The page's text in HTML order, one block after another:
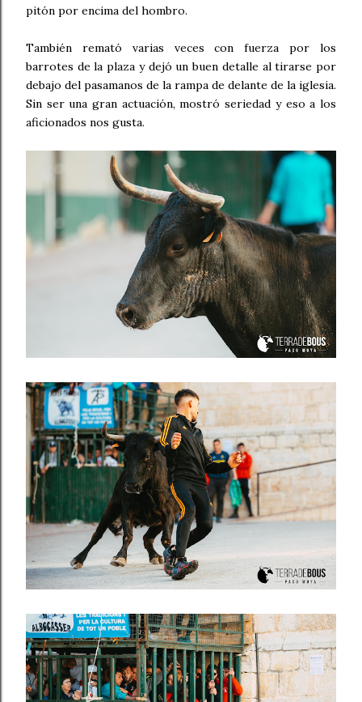
pitón por encima del hombro.
También remató varias veces con fuerza por los
barrotes de la plaza y dejó un buen detalle al tirarse por
debajo del pasamanos de la rampa de delante de la iglesia.
Sin ser una gran actuación, mostró seriedad y eso a los
aficionados nos gusta.